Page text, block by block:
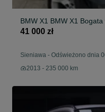
BMW X1 BMW X1 Bogata
41 000 zł
Sieniawa - Odświeżono dnia
2013 - 235 000 km